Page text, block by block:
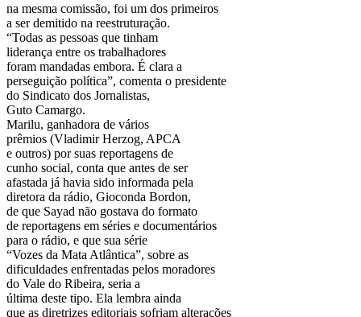
na mesma comissão, foi um dos primeiros
a ser demitido na reestruturação.
“Todas as pessoas que tinham
liderança entre os trabalhadores
foram mandadas embora. É clara a
perseguição política”, comenta o presidente
do Sindicato dos Jornalistas,
Guto Camargo.
Marilu, ganhadora de vários
prêmios (Vladimir Herzog, APCA
e outros) por suas reportagens de
cunho social, conta que antes de ser
afastada já havia sido informada pela
diretora da rádio, Gioconda Bordon,
de que Sayad não gostava do formato
de reportagens em séries e documentários
para o rádio, e que sua série
“Vozes da Mata Atlântica”, sobre as
dificuldades enfrentadas pelos moradores
do Vale do Ribeira, seria a
última deste tipo. Ela lembra ainda
que as diretrizes editoriais sofriam alterações